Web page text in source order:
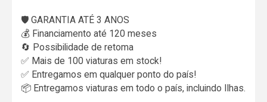
🛡️ GARANTIA ATÉ 3 ANOS
💰 Financiamento até 120 meses
🔄 Possibilidade de retoma
✅ Mais de 100 viaturas em stock!
✅ Entregamos em qualquer ponto do país!
📦 Entregamos viaturas em todo o país, incluindo Ilhas.